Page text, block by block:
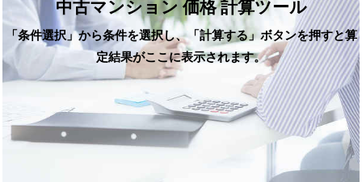
中古マンション 価格 計算ツール
「条件選択」から条件を選択し、「計算する」ボタンを押すと算
定結果がここに表示されます。